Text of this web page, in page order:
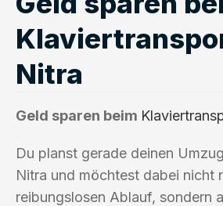
Nitra
Geld sparen beim
Du planst gerade deinen
Nitra und möchtest dabei nicht
reibungslosen Ablauf, sondern